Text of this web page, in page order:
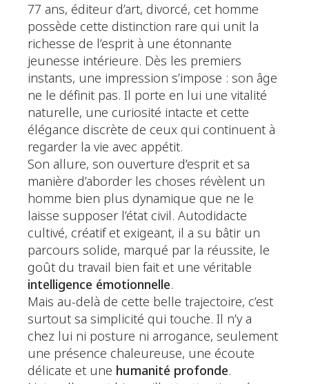
77 ans, éditeur d’art, divorcé, cet homme
possède cette distinction rare qui unit la
richesse de l’esprit à une étonnante
jeunesse intérieure. Dès les premiers
instants, une impression s’impose : son âge
ne le définit pas. Il porte en lui une vitalité
naturelle, une curiosité intacte et cette
élégance discrète de ceux qui continuent à
regarder la vie avec appétit.
Son allure, son ouverture d’esprit et sa
manière d’aborder les choses révèlent un
homme bien plus dynamique que ne le
laisse supposer l’état civil. Autodidacte
cultivé, créatif et exigeant, il a su bâtir un
parcours solide, marqué par la réussite, le
goût du travail bien fait et une véritable
intelligence émotionnelle.
Mais au-delà de cette belle trajectoire, c’est
surtout sa simplicité qui touche. Il n’y a
chez lui ni posture ni arrogance, seulement
une présence chaleureuse, une écoute
délicate et une humanité profonde.